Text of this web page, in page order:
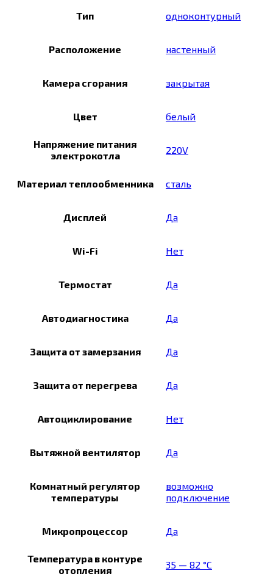
Тип одноконтурный
Расположение настенный
Камера сгорания закрытая
Цвет белый
Напряжение питания
электрокотла
220V
Материал теплообменника сталь
Дисплей Да
Wi-Fi Нет
Термостат Да
Автодиагностика Да
Защита от замерзания Да
Защита от перегрева Да
Автоциклирование Нет
Вытяжной вентилятор Да
Комнатный регулятор
температуры
возможно
подключение
Микропроцессор Да
Температура в контуре
отопления
35 — 82 °C